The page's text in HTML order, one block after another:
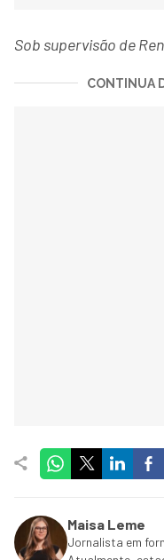
Sob supervisão de
CONTINUA
Maisa Leme
Jornalista em